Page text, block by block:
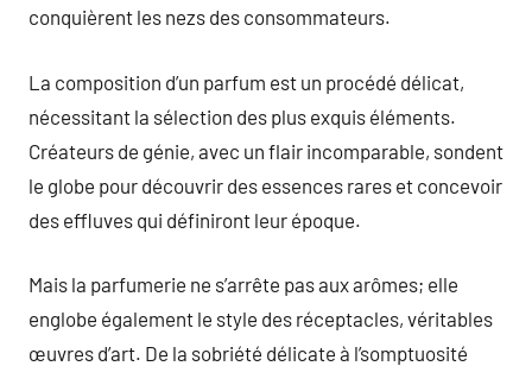
conquièrent les nezs des consommateurs.
La composition d’un parfum est un procédé délicat,
nécessitant la sélection des plus exquis éléments.
Créateurs de génie, avec un flair incomparable, sondent
le globe pour découvrir des essences rares et concevoir
des effluves qui définiront leur époque.
Mais la parfumerie ne s’arrête pas aux arômes; elle
englobe également le style des réceptacles, véritables
œuvres d’art. De la sobriété délicate à l’somptuosité